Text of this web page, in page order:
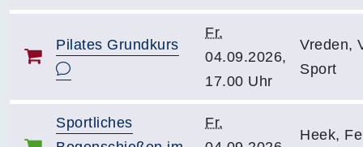
Pilates Grundkurs
Fr.
04.09.2026,
17.00 Uhr
Vreden,
Sport
Sportliches
Fr.
Heek,